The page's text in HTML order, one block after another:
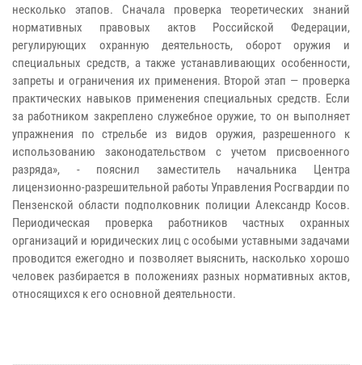
несколько этапов. Сначала проверка теоретических знаний
нормативных правовых актов Российской Федерации,
регулирующих охранную деятельность, оборот оружия и
специальных средств, а также устанавливающих особенности,
запреты и ограничения их применения. Второй этап — проверка
практических навыков применения специальных средств. Если
за работником закреплено служебное оружие, то он выполняет
упражнения по стрельбе из видов оружия, разрешенного к
использованию законодательством с учетом присвоенного
разряда», - пояснил заместитель начальника Центра
лицензионно-разрешительной работы Управления Росгвардии по
Пензенской области подполковник полиции Александр Косов.
Периодическая проверка работников частных охранных
организаций и юридических лиц с особыми уставными задачами
проводится ежегодно и позволяет выяснить, насколько хорошо
человек разбирается в положениях разных нормативных актов,
относящихся к его основной деятельности.